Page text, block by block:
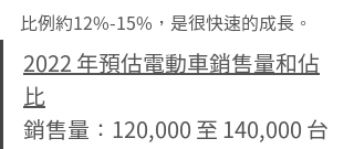
比例約12%-15%，是很快速的成長。
2022 年預估電動車銷售量和佔
比
銷售量：120,000 至 140,000 台